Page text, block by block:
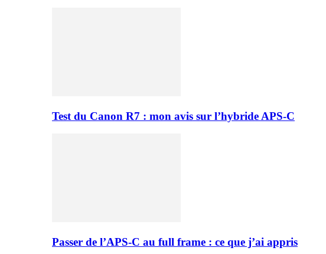
Test du Canon R7 : mon avis sur l’hybride APS-C
Passer de l’APS-C au full frame : ce que j’ai appris